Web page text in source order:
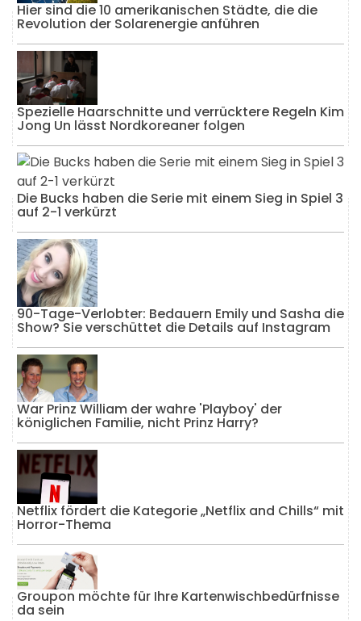
Hier sind die 10 amerikanischen Städte, die die
Revolution der Solarenergie anführen
Spezielle Haarschnitte und verrücktere Regeln Kim
Jong Un lässt Nordkoreaner folgen
Die Bucks haben die Serie mit einem Sieg in Spiel 3
auf 2-1 verkürzt
90-Tage-Verlobter: Bedauern Emily und Sasha die
Show? Sie verschüttet die Details auf Instagram
War Prinz William der wahre 'Playboy' der
königlichen Familie, nicht Prinz Harry?
Netflix fördert die Kategorie „Netflix and Chills“ mit
Horror-Thema
Groupon möchte für Ihre Kartenwischbedürfnisse
da sein